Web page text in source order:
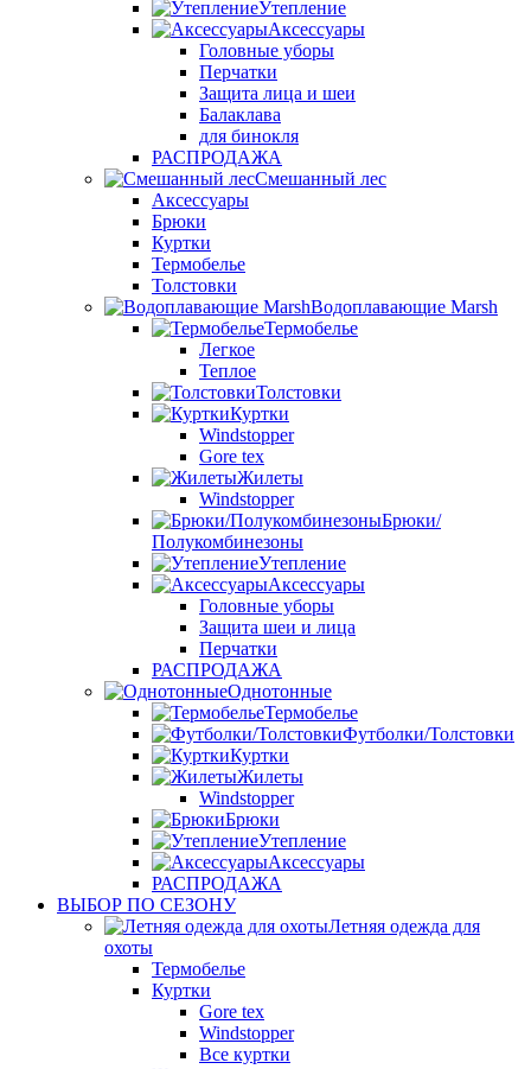
Утепление
Аксессуары
Головные уборы
Перчатки
Защита лица и шеи
Балаклава
для бинокля
РАСПРОДАЖА
Смешанный лес
Аксессуары
Брюки
Куртки
Термобелье
Толстовки
Водоплавающие Marsh
Термобелье
Легкое
Теплое
Толстовки
Куртки
Windstopper
Gore tex
Жилеты
Windstopper
Брюки/
Полукомбинезоны
Утепление
Аксессуары
Головные уборы
Защита шеи и лица
Перчатки
РАСПРОДАЖА
Однотонные
Термобелье
Футболки/Толстовки
Куртки
Жилеты
Windstopper
Брюки
Утепление
Аксессуары
РАСПРОДАЖА
ВЫБОР ПО СЕЗОНУ
Летняя одежда для
охоты
Термобелье
Куртки
Gore tex
Windstopper
Все куртки